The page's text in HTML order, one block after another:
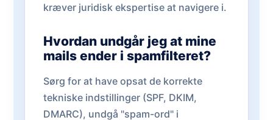
kræver juridisk ekspertise at navigere i.
Hvordan undgår jeg at mine
mails ender i spamfilteret?
Sørg for at have opsat de korrekte
tekniske indstillinger (SPF, DKIM,
DMARC), undgå "spam-ord" i